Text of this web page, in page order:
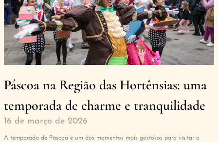
Páscoa na Região das Hortênsias: uma
temporada de charme e tranquilidade
16 de março de 2026
A temporada de Páscoa é um dos momentos mais gostosos para visitar a